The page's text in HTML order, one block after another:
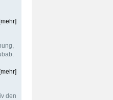
[mehr]
[mehr]
den